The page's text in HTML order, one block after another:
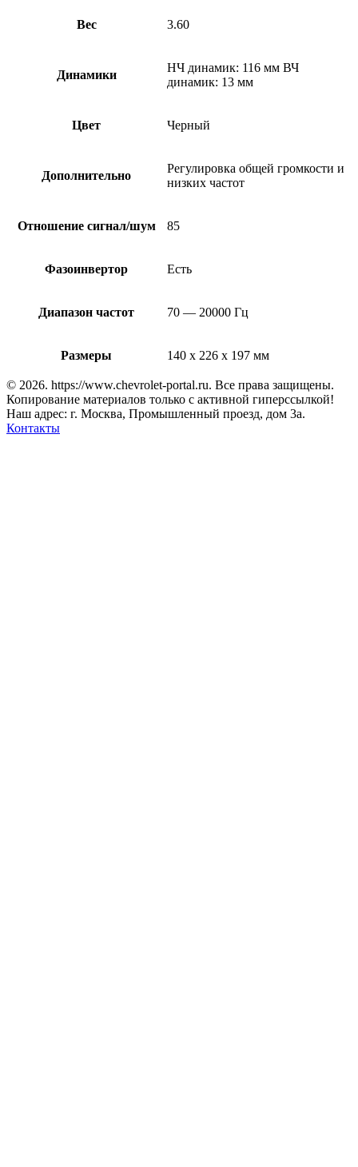
Вес 3.60
Динамики
НЧ динамик: 116 мм ВЧ
динамик: 13 мм
Цвет Черный
Дополнительно
Регулировка общей громкости и
низких частот
Отношение сигнал/шум 85
Фазоинвертор Есть
Диапазон частот 70 — 20000 Гц
Размеры 140 х 226 х 197 мм
© 2026. https://www.chevrolet-portal.ru. Все права защищены.
Копирование материалов только с активной гиперссылкой!
Наш адрес: г. Москва, Промышленный проезд, дом 3а.
Контакты